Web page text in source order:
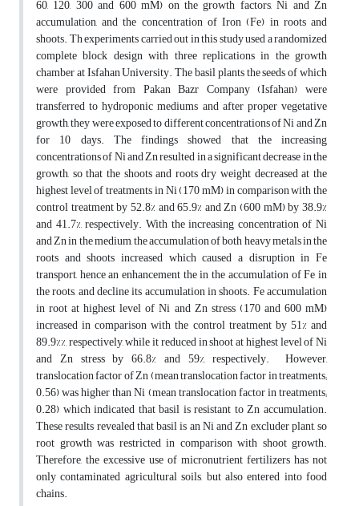
60, 120, 300 and 600 mM) on the growth factors, Ni and Zn
accumulation, and the concentration of Iron (Fe) in roots and
shoots. Th experiments carried out in this study used a randomized
complete block design with three replications in the growth
chamber at Isfahan University. The basil plants the seeds of which
were provided from Pakan Bazr Company (Isfahan) were
transferred to hydroponic mediums and after proper vegetative
growth, they were exposed to different concentrations of Ni and Zn
for 10 days. The findings showed that the increasing
concentrations of Ni and Zn resulted in a significant decrease in the
growth, so that the shoots and roots dry weight decreased at the
highest level of treatments in Ni (170 mM) in comparison with the
control treatment by 52.8% and 65.9% and Zn (600 mM) by 38.9%
and 41.7%, respectively. With the increasing concentration of Ni
and Zn in the medium, the accumulation of both heavy metals in the
roots and shoots increased which caused a disruption in Fe
transport, hence an enhancement the in the accumulation of Fe in
the roots, and decline its accumulation in shoots. Fe accumulation
in root at highest level of Ni and Zn stress (170 and 600 mM)
increased in comparison with the control treatment by 51% and
89.9%%, respectively, while it reduced in shoot at highest level of Ni
and Zn stress by 66.8% and 59%, respectively. However,
translocation factor of Zn (mean translocation factor in treatments;
0.56) was higher than Ni (mean translocation factor in treatments;
0.28) which indicated that basil is resistant to Zn accumulation.
These results revealed that basil is an Ni and Zn excluder plant, so
root growth was restricted in comparison with shoot growth.
Therefore, the excessive use of micronutrient fertilizers has not
only contaminated agricultural soils, but also entered into food
chains.